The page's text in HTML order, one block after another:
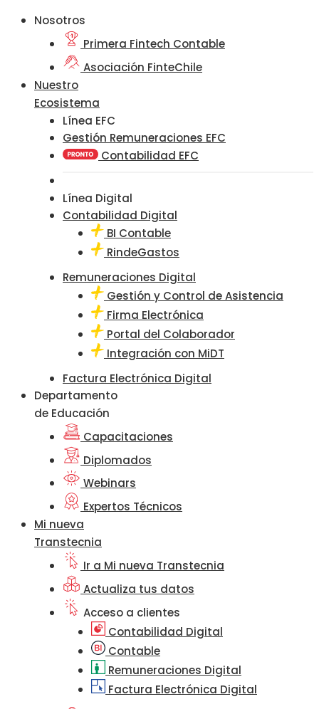
Nosotros
Primera Fintech Contable
Asociación FinteChile
Nuestro
Ecosistema
Línea EFC
Gestión Remuneraciones EFC
Contabilidad EFC
Línea Digital
Contabilidad Digital
BI Contable
RindeGastos
Remuneraciones Digital
Gestión y Control de Asistencia
Firma Electrónica
Portal del Colaborador
Integración con MiDT
Factura Electrónica Digital
Departamento
de Educación
Capacitaciones
Diplomados
Webinars
Expertos Técnicos
Mi nueva
Transtecnia
Ir a Mi nueva Transtecnia
Actualiza tus datos
Acceso a clientes
Contabilidad Digital
Contable
Remuneraciones Digital
Factura Electrónica Digital